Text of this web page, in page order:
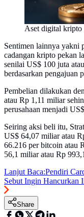
Aset digital
Sentimen lainnya yakni
cadangan kripto pekan
senilai US$ 100 juta
berdasarkan pengajuan
Pembelian dilakukan
atau Rp 1,11 miliar
perusahaan menjadi
Seiring aksi beli itu,
US$ 64,07 miliar atau
66.216 per bitcoin atau
56,1 miliar atau Rp
Lanjut Baca:Pendiri
Sebut Ingin Hancurkan
Share